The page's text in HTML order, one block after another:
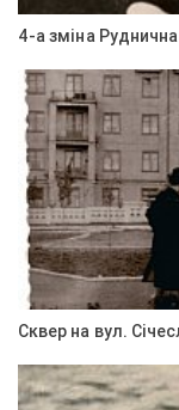
4-а зміна
Сквер на вул.